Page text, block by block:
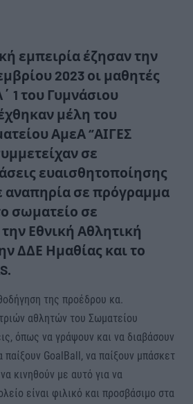
εμπειρία έζησαν την
2023 οι μαθητές
1 του Γυμνάσιου
μέλη του
ΑμεΑ ‘’ΑΙΓΕΣ
σε
ευαισθητοποίησης
αναπηρία σε πρόγραμμα
σωματείο σε
Εθνική Αθλητική
ΔΔΕ Ημαθίας και το
της προέδρου κα.
αθλητών του Σωματείου
όπως να γράψουν και να διαβάσουν
GoalBall, να παίξουν μπάσκετ
κινηθούν με αυτό για να
είναι φιλικό και προσβάσιμο στα